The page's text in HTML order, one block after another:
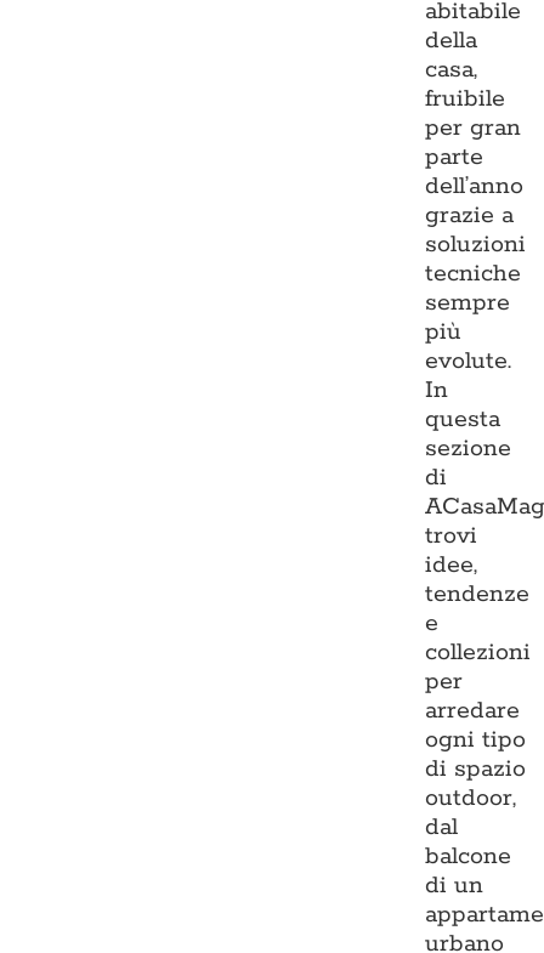
abitabile
della
casa,
fruibile
per gran
parte
dell’anno
grazie a
soluzioni
tecniche
sempre
più
evolute.
In
questa
sezione
di
trovi
idee,
tendenze
e
collezioni
per
arredare
ogni tipo
di spazio
outdoor,
dal
balcone
di un
urbano